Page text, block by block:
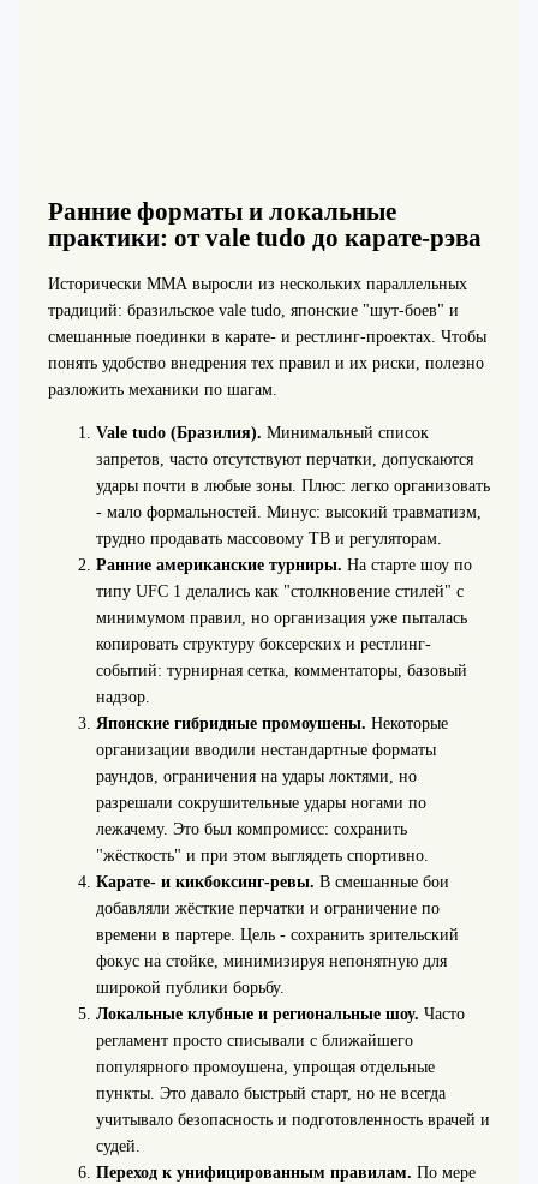
Ранние форматы и локальные
практики: от vale tudo до карате-рэва
Исторически ММА выросли из нескольких параллельных
традиций: бразильское vale tudo, японские "шут-боев" и
смешанные поединки в карате- и рестлинг-проектах. Чтобы
понять удобство внедрения тех правил и их риски, полезно
разложить механики по шагам.
Vale tudo (Бразилия). Минимальный список
запретов, часто отсутствуют перчатки, допускаются
удары почти в любые зоны. Плюс: легко организовать
- мало формальностей. Минус: высокий травматизм,
трудно продавать массовому ТВ и регуляторам.
Ранние американские турниры. На старте шоу по
типу UFC 1 делались как "столкновение стилей" с
минимумом правил, но организация уже пыталась
копировать структуру боксерских и рестлинг-
событий: турнирная сетка, комментаторы, базовый
надзор.
Японские гибридные промоушены. Некоторые
организации вводили нестандартные форматы
раундов, ограничения на удары локтями, но
разрешали сокрушительные удары ногами по
лежачему. Это был компромисс: сохранить
"жёсткость" и при этом выглядеть спортивно.
Карате- и кикбоксинг-ревы. В смешанные бои
добавляли жёсткие перчатки и ограничение по
времени в партере. Цель - сохранить зрительский
фокус на стойке, минимизируя непонятную для
широкой публики борьбу.
Локальные клубные и региональные шоу. Часто
регламент просто списывали с ближайшего
популярного промоушена, упрощая отдельные
пункты. Это давало быстрый старт, но не всегда
учитывало безопасность и подготовленность врачей и
судей.
Переход к унифицированным правилам. По мере